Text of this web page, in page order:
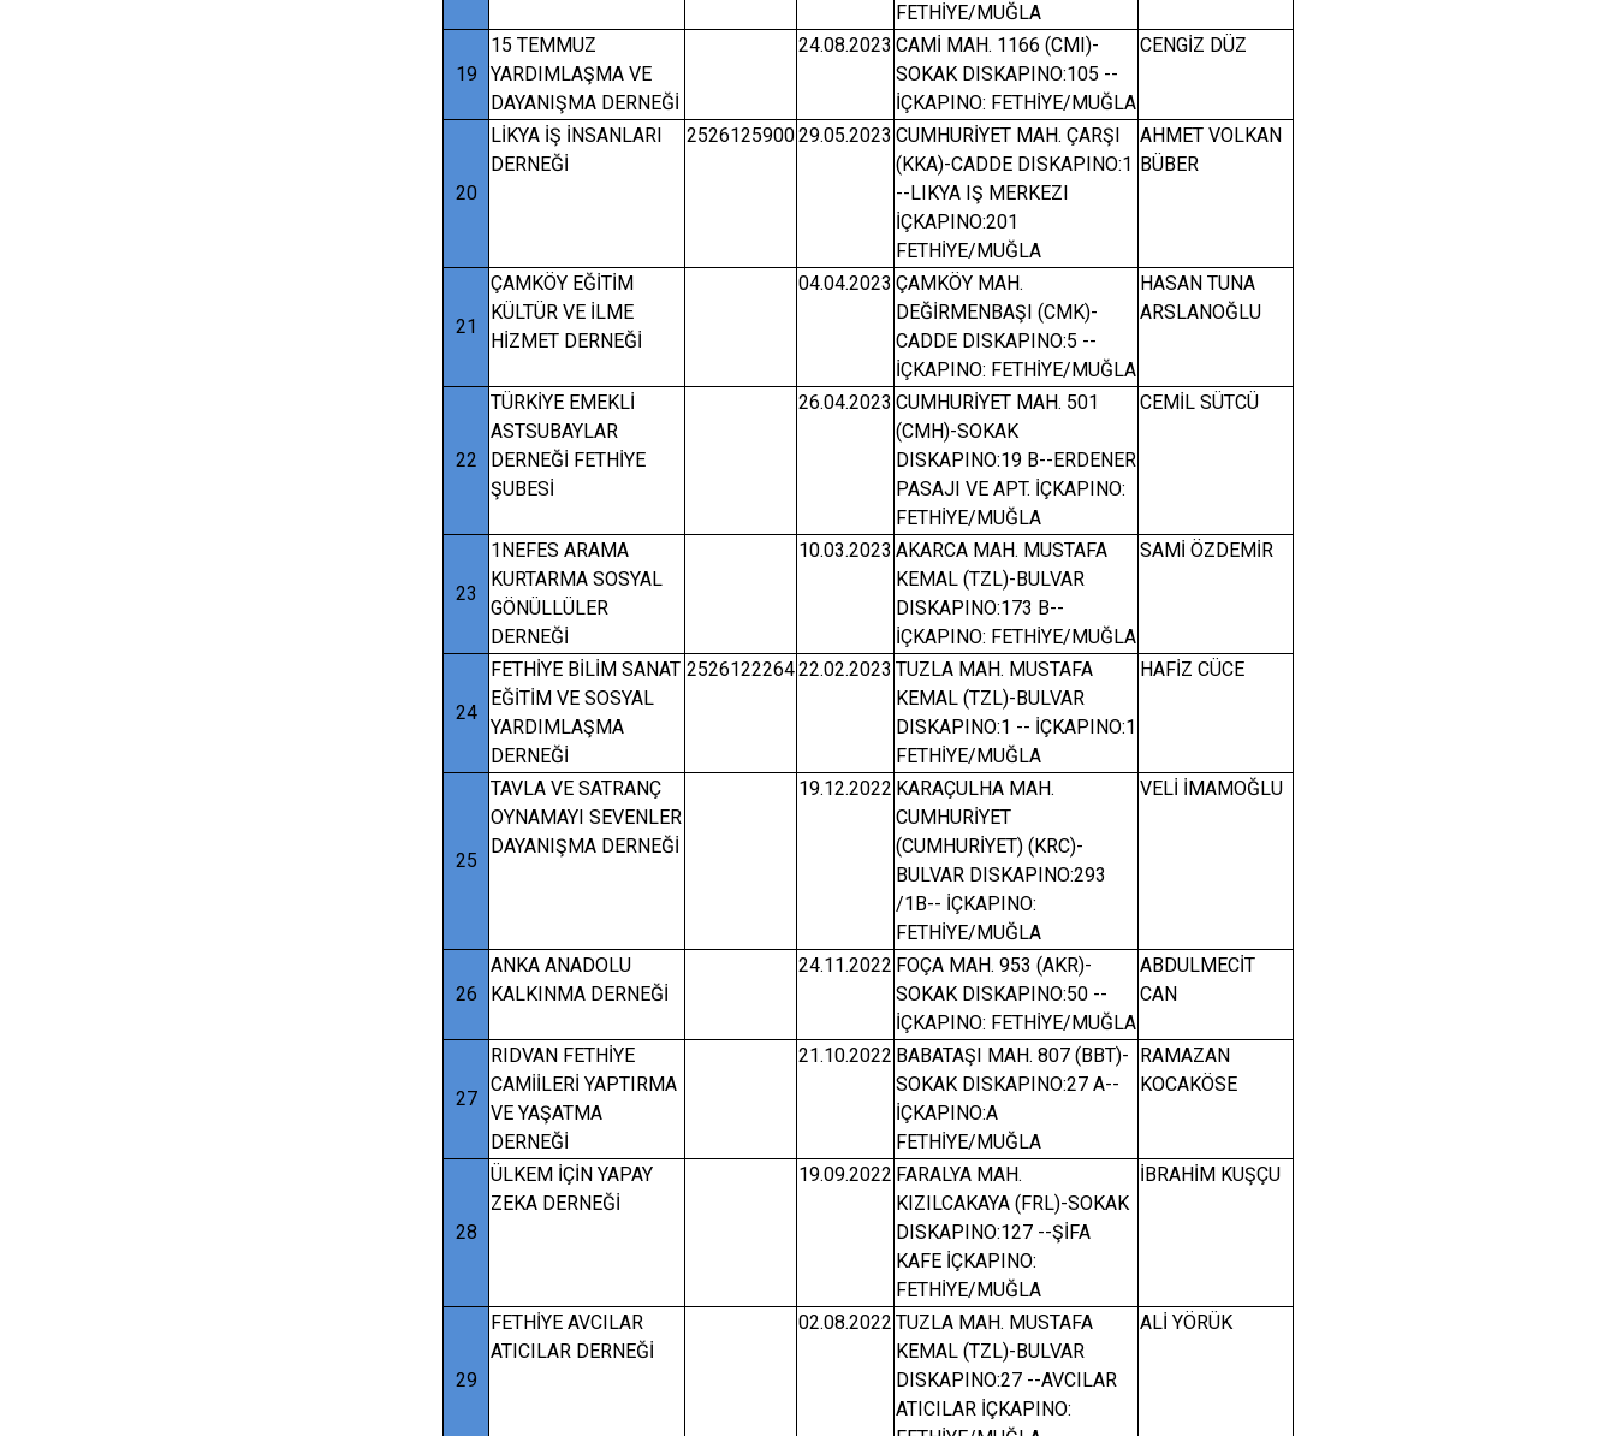
FETHİYE/MUĞLA
19
15 TEMMUZ
YARDIMLAŞMA VE
DAYANIŞMA DERNEĞİ
24.08.2023 CAMİ MAH. 1166 (CMI)-
SOKAK DISKAPINO:105 --
İÇKAPINO: FETHİYE/MUĞLA
CENGİZ DÜZ
20
LİKYA İŞ İNSANLARI
DERNEĞİ
252612590029.05.2023 CUMHURİYET MAH. ÇARŞI
(KKA)-CADDE DISKAPINO:1
--LIKYA IŞ MERKEZI
İÇKAPINO:201
FETHİYE/MUĞLA
AHMET VOLKAN
BÜBER
21
ÇAMKÖY EĞİTİM
KÜLTÜR VE İLME
HİZMET DERNEĞİ
04.04.2023 ÇAMKÖY MAH.
DEĞİRMENBAŞI (CMK)-
CADDE DISKAPINO:5 --
İÇKAPINO: FETHİYE/MUĞLA
HASAN TUNA
ARSLANOĞLU
22
TÜRKİYE EMEKLİ
ASTSUBAYLAR
DERNEĞİ FETHİYE
ŞUBESİ
26.04.2023 CUMHURİYET MAH. 501
(CMH)-SOKAK
DISKAPINO:19 B--ERDENER
PASAJI VE APT. İÇKAPINO:
FETHİYE/MUĞLA
CEMİL SÜTCÜ
23
1NEFES ARAMA
KURTARMA SOSYAL
GÖNÜLLÜLER
DERNEĞİ
10.03.2023 AKARCA MAH. MUSTAFA
KEMAL (TZL)-BULVAR
DISKAPINO:173 B--
İÇKAPINO: FETHİYE/MUĞLA
SAMİ ÖZDEMİR
24
FETHİYE BİLİM SANAT
EĞİTİM VE SOSYAL
YARDIMLAŞMA
DERNEĞİ
252612226422.02.2023 TUZLA MAH. MUSTAFA
KEMAL (TZL)-BULVAR
DISKAPINO:1 -- İÇKAPINO:1
FETHİYE/MUĞLA
HAFİZ CÜCE
25
TAVLA VE SATRANÇ
OYNAMAYI SEVENLER
DAYANIŞMA DERNEĞİ
19.12.2022 KARAÇULHA MAH.
CUMHURİYET
(CUMHURİYET) (KRC)-
BULVAR DISKAPINO:293
/1B-- İÇKAPINO:
FETHİYE/MUĞLA
VELİ İMAMOĞLU
26
ANKA ANADOLU
KALKINMA DERNEĞİ
24.11.2022 FOÇA MAH. 953 (AKR)-
SOKAK DISKAPINO:50 --
İÇKAPINO: FETHİYE/MUĞLA
ABDULMECİT
CAN
27
RIDVAN FETHİYE
CAMİİLERİ YAPTIRMA
VE YAŞATMA
DERNEĞİ
21.10.2022 BABATAŞI MAH. 807 (BBT)-
SOKAK DISKAPINO:27 A--
İÇKAPINO:A
FETHİYE/MUĞLA
RAMAZAN
KOCAKÖSE
28
ÜLKEM İÇİN YAPAY
ZEKA DERNEĞİ
19.09.2022 FARALYA MAH.
KIZILCAKAYA (FRL)-SOKAK
DISKAPINO:127 --ŞİFA
KAFE İÇKAPINO:
FETHİYE/MUĞLA
İBRAHİM KUŞÇU
29
FETHİYE AVCILAR
ATICILAR DERNEĞİ
02.08.2022 TUZLA MAH. MUSTAFA
KEMAL (TZL)-BULVAR
DISKAPINO:27 --AVCILAR
ATICILAR İÇKAPINO:
ALİ YÖRÜK